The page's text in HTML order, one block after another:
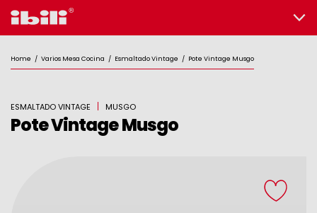
Plato para Huevos
Cazo Vintage Musgo
Home / Varios Mesa Cocina / Esmaltado Vintage / Pote Vintage Musgo
ESMALTADO VINTAGE MUSGO
Pote Vintage Musgo